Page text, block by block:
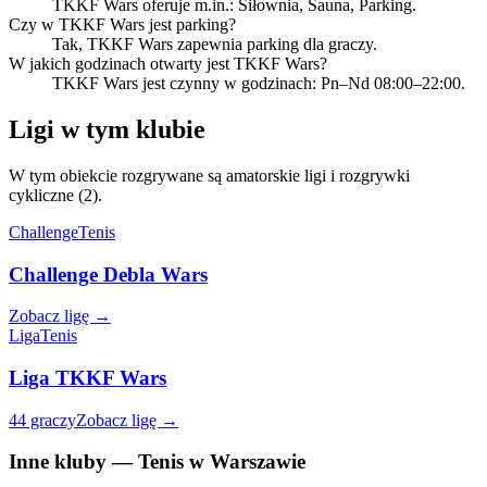
TKKF Wars oferuje m.in.: Siłownia, Sauna, Parking.
Czy w TKKF Wars jest parking?
Tak, TKKF Wars zapewnia parking dla graczy.
W jakich godzinach otwarty jest TKKF Wars?
TKKF Wars jest czynny w godzinach: Pn–Nd 08:00–22:00.
Ligi w tym klubie
W tym obiekcie rozgrywane są amatorskie ligi i rozgrywki
cykliczne (2).
ChallengeTenis
Challenge Debla Wars
Zobacz ligę →
LigaTenis
Liga TKKF Wars
44 graczyZobacz ligę →
Inne kluby — Tenis w Warszawie